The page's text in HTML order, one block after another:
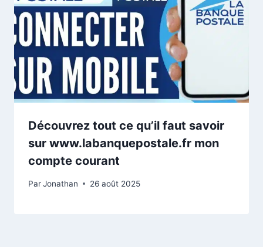
Découvrez tout ce qu’il faut savoir
sur www.labanquepostale.fr mon
compte courant
ParJonathan 26 août 2025